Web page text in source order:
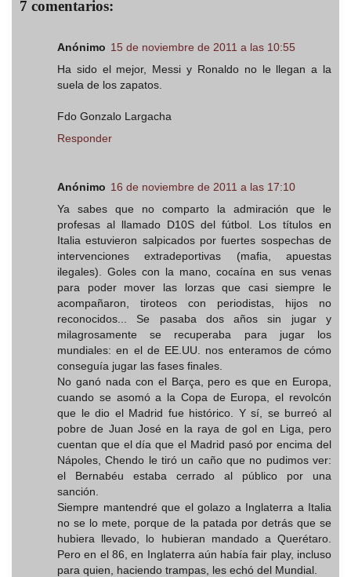
7 comentarios:
Anónimo 15 de noviembre de 2011 a las 10:55
Ha sido el mejor, Messi y Ronaldo no le llegan a la
suela de los zapatos.
Fdo Gonzalo Largacha
Responder
Anónimo 16 de noviembre de 2011 a las 17:10
Ya sabes que no comparto la admiración que le
profesas al llamado D10S del fútbol. Los títulos en
Italia estuvieron salpicados por fuertes sospechas de
intervenciones extradeportivas (mafia, apuestas
ilegales). Goles con la mano, cocaína en sus venas
para poder mover las lorzas que casi siempre le
acompañaron, tiroteos con periodistas, hijos no
reconocidos... Se pasaba dos años sin jugar y
milagrosamente se recuperaba para jugar los
mundiales: en el de EE.UU. nos enteramos de cómo
conseguía jugar las fases finales.
No ganó nada con el Barça, pero es que en Europa,
cuando se asomó a la Copa de Europa, el revolcón
que le dio el Madrid fue histórico. Y sí, se burreó al
pobre de Juan José en la raya de gol en Liga, pero
cuentan que el día que el Madrid pasó por encima del
Nápoles, Chendo le tiró un caño que no pudimos ver:
el Bernabéu estaba cerrado al público por una
sanción.
Siempre mantendré que el golazo a Inglaterra a Italia
no se lo mete, porque de la patada por detrás que se
hubiera llevado, lo hubieran mandado a Querétaro.
Pero en el 86, en Inglaterra aún había fair play, incluso
para quien, haciendo trampas, les echó del Mundial.